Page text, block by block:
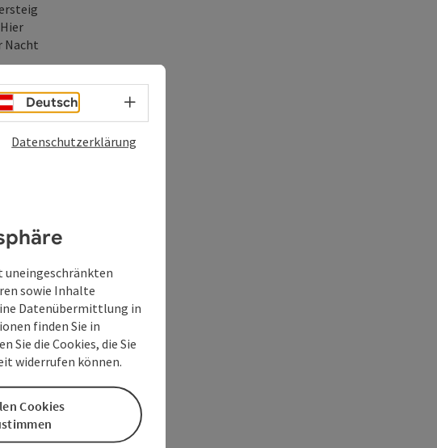
Nacht
Deutsch Sprachwahl - Menü öffnen
Datenschutzerklärung
uneingeschränkten
sowie Inhalte
Datenübermittlung in
finden Sie in
Sie die Cookies, die Sie
widerrufen können.
Cookies